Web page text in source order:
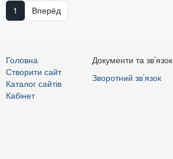
1 Вперёд
Головна
Створити сайт
Каталог сайтів
Кабінет
Документи та зв’язок
Зворотний зв’язок